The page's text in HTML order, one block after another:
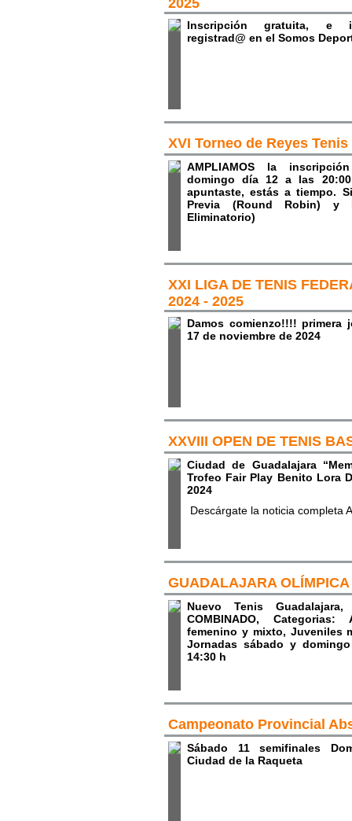
2025
Inscripción gratuita, e
registrad@ en el Somos
XVI Torneo de Reyes
AMPLIAMOS la
domingo día 12 a las
apuntaste, estás a tiempo.
Previa (Round Robin) y
Eliminatorio)
XXI LIGA DE TENIS
2024 - 2025
Damos comienzo!!!! primera
17 de noviembre de 2024
XXVIII OPEN DE TENIS
Ciudad de Guadalajara
Trofeo Fair Play Benito Lora
2024
Descárgate la noticia completa
GUADALAJARA OLÍMPICA
Nuevo Tenis
COMBINADO, Categorias:
femenino y mixto, Juveniles
Jornadas sábado y
14:30 h
Campeonato Provincial
Sábado 11 semifinales
Ciudad de la Raqueta